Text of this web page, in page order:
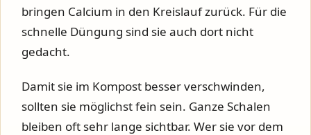
bringen Calcium in den Kreislauf zurück. Für die
schnelle Düngung sind sie auch dort nicht
gedacht.
Damit sie im Kompost besser verschwinden,
sollten sie möglichst fein sein. Ganze Schalen
bleiben oft sehr lange sichtbar. Wer sie vor dem